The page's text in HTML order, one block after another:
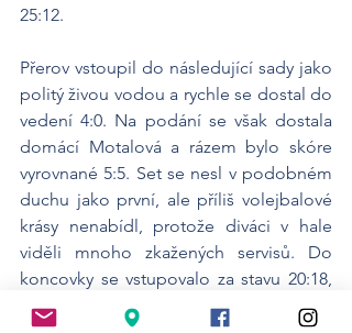
25:12.
Přerov vstoupil do následující sady jako
politý živou vodou a rychle se dostal do
vedení 4:0. Na podání se však dostala
domácí Motalová a rázem bylo skóre
vyrovnané 5:5. Set se nesl v podobném
duchu jako první, ale příliš volejbalové
krásy nenabídl, protože diváci v hale
viděli mnoho zkažených servisů. Do
koncovky se vstupovalo za stavu 20:18,
sokolky svůj náskok udržely a